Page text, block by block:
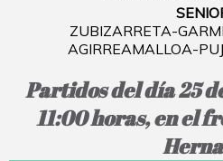
ZUBIZARRETA-
AGIRREAMALLOA-
Partidos del día 25
11:00 horas, en el